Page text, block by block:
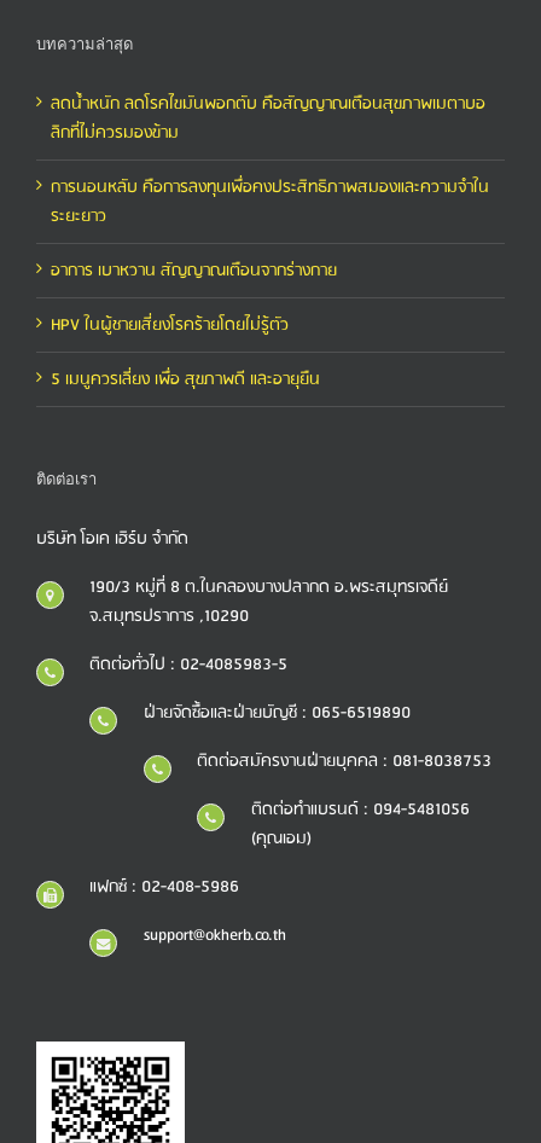
บทความล่าสุด
ลดน้ำหนัก ลดโรคไขมันพอกตับ คือสัญญาณเตือนสุขภาพเมตาบอ
ลิกที่ไม่ควรมองข้าม
การนอนหลับ คือการลงทุนเพื่อคงประสิทธิภาพสมองและความจำใน
ระยะยาว
อาการ เบาหวาน สัญญาณเตือนจากร่างกาย
HPV ในผู้ชายเสี่ยงโรคร้ายโดยไม่รู้ตัว
5 เมนูควรเลี่ยง เพื่อ สุขภาพดี และอายุยืน
ติดต่อเรา
บริษัท โอเค เฮิร์บ จำกัด
190/3 หมู่ที่ 8 ต.ในคลองบางปลากด อ.พระสมุทรเจดีย์
จ.สมุทรปราการ ,10290
ติดต่อทั่วไป : 02-4085983-5
ฝ่ายจัดซื้อและฝ่ายบัญชี : 065-6519890
ติดต่อสมัครงานฝ่ายบุคคล : 081-8038753
ติดต่อทำแบรนด์ : 094-5481056
(คุณเอม)
แฟกซ์ : 02-408-5986
support@okherb.co.th